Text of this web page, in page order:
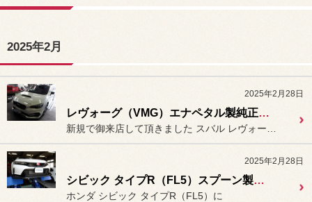
2025年2月
2025年2月28日
レヴォーグ（VMG）エナペタル製純正ビルシュタイン加工リビルト品「Ver B7（E12）」装着＆アライメント作業。
2025年2月28日
シビック タイプR（FL5）スプーン製フロントカーボンリップスポイラー装着。
ホンダ シビック タイプR（FL5）に